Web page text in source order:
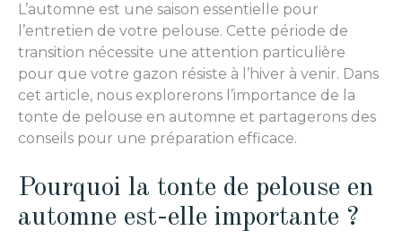
L’automne est une saison essentielle pour
l’entretien de votre pelouse. Cette période de
transition nécessite une attention particulière
pour que votre gazon résiste à l’hiver à venir. Dans
cet article, nous explorerons l’importance de la
tonte de pelouse en automne et partagerons des
conseils pour une préparation efficace.
Pourquoi la tonte de pelouse en
automne est-elle importante ?